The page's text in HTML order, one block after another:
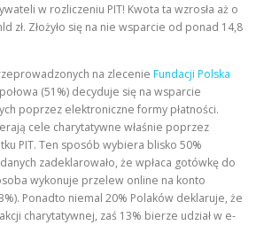
w rozliczeniu PIT! Kwota ta wzrosła aż o
zł. Złożyło się na nie wsparcie od ponad 14,8
na zlecenie Fundacji Polska
(51%) decyduje się na wsparcie
poprzez elektroniczne formy płatności.
cele charytatywne właśnie poprzez
PIT. Ten sposób wybiera blisko 50%
zadeklarowało, że wpłaca gotówkę do
wykonuje przelew online na konto
Ponadto niemal 20% Polaków deklaruje, że
charytatywnej, zaś 13% bierze udział w e-